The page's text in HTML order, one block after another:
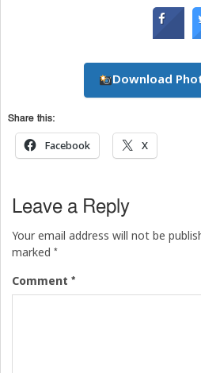
Download
Share this:
Facebook X
Leave a Reply
Your email address will not be
marked *
Comment *